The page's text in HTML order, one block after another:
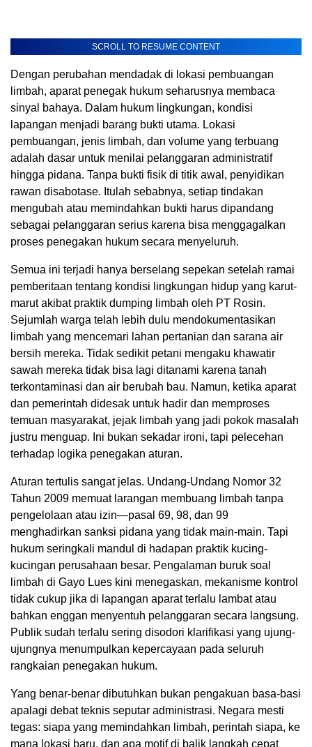
SCROLL TO RESUME CONTENT
Dengan perubahan mendadak di lokasi pembuangan
limbah, aparat penegak hukum seharusnya membaca
sinyal bahaya. Dalam hukum lingkungan, kondisi
lapangan menjadi barang bukti utama. Lokasi
pembuangan, jenis limbah, dan volume yang terbuang
adalah dasar untuk menilai pelanggaran administratif
hingga pidana. Tanpa bukti fisik di titik awal, penyidikan
rawan disabotase. Itulah sebabnya, setiap tindakan
mengubah atau memindahkan bukti harus dipandang
sebagai pelanggaran serius karena bisa menggagalkan
proses penegakan hukum secara menyeluruh.
Semua ini terjadi hanya berselang sepekan setelah ramai
pemberitaan tentang kondisi lingkungan hidup yang karut-
marut akibat praktik dumping limbah oleh PT Rosin.
Sejumlah warga telah lebih dulu mendokumentasikan
limbah yang mencemari lahan pertanian dan sarana air
bersih mereka. Tidak sedikit petani mengaku khawatir
sawah mereka tidak bisa lagi ditanami karena tanah
terkontaminasi dan air berubah bau. Namun, ketika aparat
dan pemerintah didesak untuk hadir dan memproses
temuan masyarakat, jejak limbah yang jadi pokok masalah
justru menguap. Ini bukan sekadar ironi, tapi pelecehan
terhadap logika penegakan aturan.
Aturan tertulis sangat jelas. Undang-Undang Nomor 32
Tahun 2009 memuat larangan membuang limbah tanpa
pengelolaan atau izin—pasal 69, 98, dan 99
menghadirkan sanksi pidana yang tidak main-main. Tapi
hukum seringkali mandul di hadapan praktik kucing-
kucingan perusahaan besar. Pengalaman buruk soal
limbah di Gayo Lues kini menegaskan, mekanisme kontrol
tidak cukup jika di lapangan aparat terlalu lambat atau
bahkan enggan menyentuh pelanggaran secara langsung.
Publik sudah terlalu sering disodori klarifikasi yang ujung-
ujungnya menumpulkan kepercayaan pada seluruh
rangkaian penegakan hukum.
Yang benar-benar dibutuhkan bukan pengakuan basa-basi
apalagi debat teknis seputar administrasi. Negara mesti
tegas: siapa yang memindahkan limbah, perintah siapa, ke
mana lokasi baru, dan apa motif di balik langkah cepat